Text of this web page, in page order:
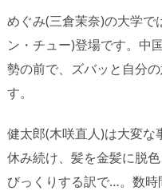
めぐみ(三倉茉奈)の大学で
ン・チュー)登場です。中
勢の前で、ズバッと自分
す。
健太郎(木咲直人)は大変
休み続け、髪を金髪に脱
びっくりする訳で…。数